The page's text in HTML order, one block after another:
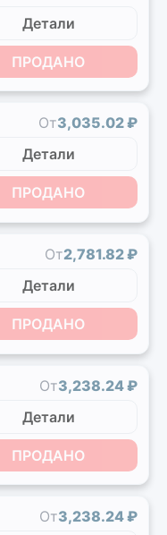
Детали
ПРОДАНО
От3,035.02 ₽
Детали
ПРОДАНО
От2,781.82 ₽
Детали
ПРОДАНО
От3,238.24 ₽
Детали
ПРОДАНО
От3,238.24 ₽